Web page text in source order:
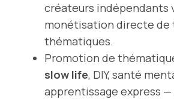
créateurs indépendants
monétisation directe de
thématiques.
Promotion de
slow life, DIY, santé
apprentissage express